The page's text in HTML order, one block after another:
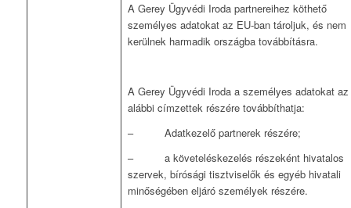
A Gerey Ügyvédi Iroda partnereihez köthető
személyes adatokat az EU-ban tároljuk, és nem
kerülnek harmadik országba továbbításra.
A Gerey Ügyvédi Iroda a személyes adatokat az
alábbi címzettek részére továbbíthatja:
– Adatkezelő partnerek részére;
– a követeléskezelés részeként hivatalos
szervek, bírósági tisztviselők és egyéb hivatali
minőségében eljáró személyek részére.